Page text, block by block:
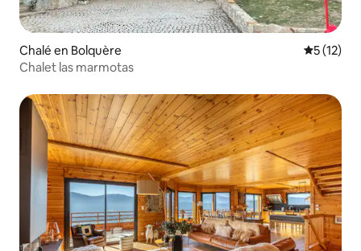
Chalé en Bolquère
5 (12)
Chalet las marmotas